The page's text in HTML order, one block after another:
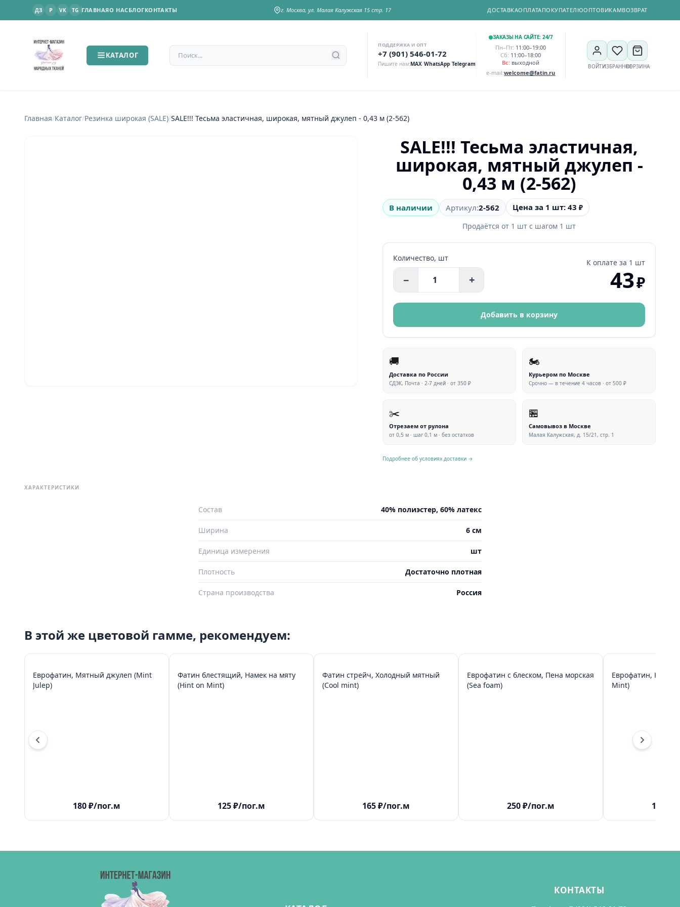
ДЗ P VK TG ГЛАВНАЯО НАСБЛОГКОНТАКТЫ г. Москва, ул. Малая Калужская 15 стр. 17 ДОСТАВКАОПЛАТАПОКУПАТЕЛЮОПТОВИКАМВОЗВРАТ
КАТАЛОГ Поиск по сайту ПОДДЕРЖКА И ОПТ
+7 (901) 546-01-72
Пишите нам:MAX/WhatsApp/Telegram
ЗАКАЗЫ НА САЙТЕ: 24/7
Пн–Пт: 11:00–19:00
Сб: 11:00–18:00
Вс: выходной
e-mail:welcome@fatin.ru
ВОЙТИИЗБРАННОЕКОРЗИНА
Главная/Каталог/Резинка широкая (SALE)/SALE!!! Тесьма эластичная, широкая, мятный джулеп - 0,43 м (2-562)
SALE!!! Тесьма эластичная,
широкая, мятный джулеп -
0,43 м (2-562)
В наличии Артикул:2-562 Цена за 1 шт: 43 ₽
Продаётся от 1 шт с шагом 1 шт
Количество, шт
− +
К оплате за 1 шт
43₽
Добавить в корзину
🚚
Доставка по России
СДЭК, Почта · 2-7 дней · от 350 ₽
🏍
Курьером по Москве
Срочно — в течение 4 часов · от 500 ₽
✂️
Отрезаем от рулона
от 0,5 м · шаг 0,1 м · без остатков
🏪
Самовывоз в Москве
Малая Калужская, д. 15/21, стр. 1
Подробнее об условиях доставки →
ХАРАКТЕРИСТИКИ
Состав 40% полиэстер, 60% латекс
Ширина 6 см
Единица измерения шт
Плотность Достаточно плотная
Страна производства Россия
В этой же цветовой гамме, рекомендуем:
Еврофатин, Мятный джулеп (Mint
Julep)
180₽/пог.м
Фатин блестящий, Намек на мяту
(Hint on Mint)
125₽/пог.м
Фатин стрейч, Холодный мятный
(Сool mint)
165₽/пог.м
Еврофатин с блеском, Пена морская
(Sea foam)
250₽/пог.м
Еврофатин, Намек
Mint)
180
КОНТАКТЫ